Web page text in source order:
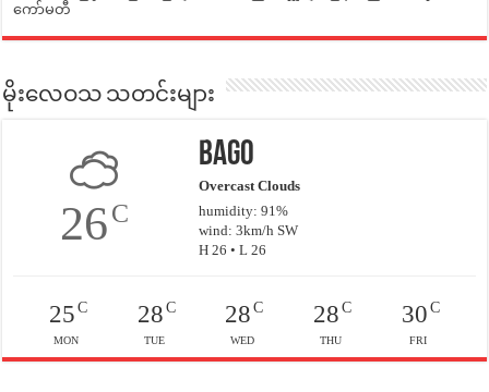
ကော်မတီ
မိုးလေဝသ သတင်းများ
26C
Bago
Overcast Clouds
humidity: 91%
wind: 3km/h SW
H 26 • L 26
25C
MON
28C
TUE
28 C
WED
28C
THU
30C
FRI